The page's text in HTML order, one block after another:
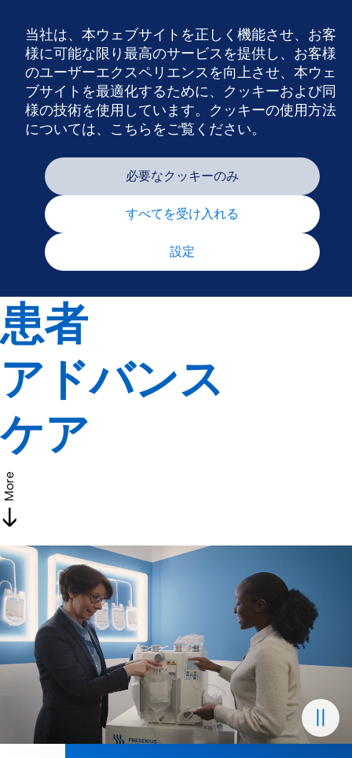
患者
アドバンス
ケア
More
当社は、本ウェブサイトを正しく機能させ、お客
様に可能な限り最高のサービスを提供し、お客様
のユーザーエクスペリエンスを向上させ、本ウェ
ブサイトを最適化するために、クッキーおよび同
様の技術を使用しています。クッキーの使用方法
については、こちらをご覧ください。
必要なクッキーのみ
すべてを受け入れる
設定